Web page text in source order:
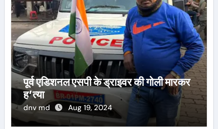
पूर्व एडिशनल एसपी के ड्राइवर की गोली मारकर
ह’त्या
dnv md Aug 19, 2024